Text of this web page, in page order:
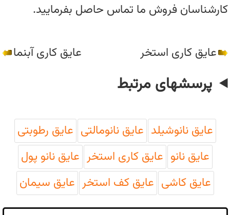
کارشناسان فروش ما تماس حاصل بفرمایید.
عایق کاری استخر عایق کاری آبنما
پرسشهای مرتبط
عایق نانوشیلد عایق نانومالتی عایق رطوبتی
عایق نانو عایق کاری استخر عایق نانو پول
عایق کاشی عایق کف استخر عایق سیمان